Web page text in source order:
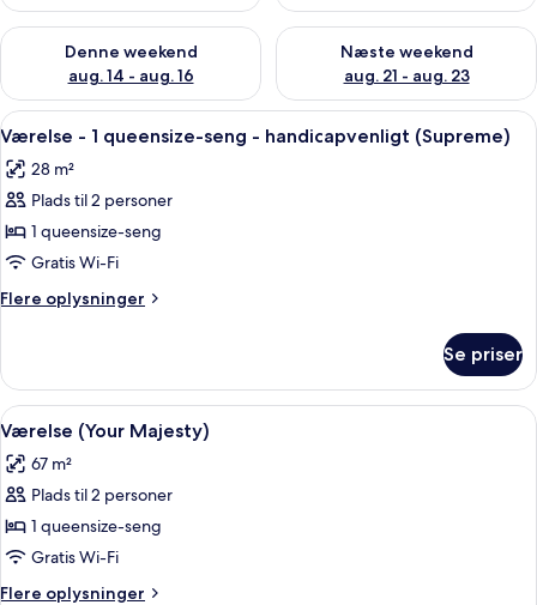
Denne weekend
aug. 14 - aug. 16
Tjek tilgængelighed for denne weekend aug. 14 - aug. 16
Næste weekend
aug. 21 - aug. 23
Tjek tilgængelighed for næste
Indlæs
alle
billeder
af
Værelse
-
1
queensize-
-
handicapvenligt
(Supreme)
Et moderne hotelværelse med seng,
6
Værelse - 1 queensize-seng - handicapvenligt (Supreme)
28 m²
Plads til 2 personer
1 queensize-seng
Gratis Wi-Fi
Flere oplysninger
Flere
-
queensize-
handicapvenligt
Se priser
Indlæs
alle
billeder
af
Værelse
(Your
Majesty)
En moderne stue med en grøn sofa,
7
Værelse (Your Majesty)
67 m²
Plads til 2 personer
1 queensize-seng
Gratis Wi-Fi
Flere oplysninger
Flere